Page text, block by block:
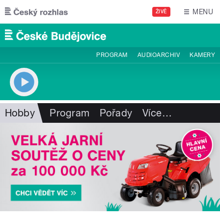
Přejít k hlavnímu obsahu
ŽIVĚ MENU
PROGRAM AUDIOARCHIV KAMERY
Hobby Program Pořady Více…